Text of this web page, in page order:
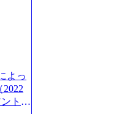
開
サ
支援
入れ
す
、
ィ
く、
有休
とに
開、
なS
A
を受
ティ
articl
よっ
トに